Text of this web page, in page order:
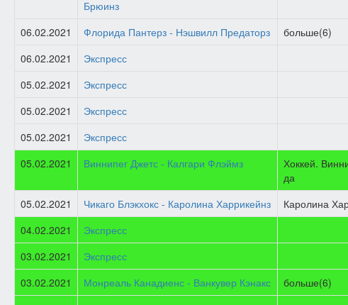
Брюинз
06.02.2021 Флорида Пантерз - Нэшвилл Предаторз больше(6)
06.02.2021
Экспресс
05.02.2021
Экспресс
05.02.2021
Экспресс
05.02.2021
Экспресс
05.02.2021
Виннипег Джетс - Калгари Флэймз
Хоккей.
да
05.02.2021 Чикаго Блэкхокс - Каролина Харрикейнз Каролина
04.02.2021
Экспресс
03.02.2021
Экспресс
03.02.2021
Монреаль Канадиенс - Ванкувер Кэнакс больше(6)